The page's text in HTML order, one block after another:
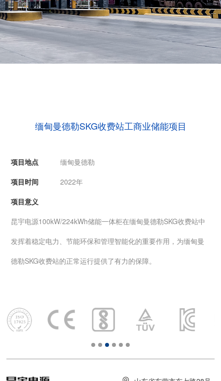
缅甸曼德勒SKG收费站工商业储能项目
项目地点
缅甸曼德勒
项目时间
2022年
项目意义
昆宇电源100kW/224kWh储能一体柜在缅甸曼德勒SKG收费站中
发挥着稳定电力、节能环保和管理智能化的重要作用，为缅甸曼
德勒SKG收费站的正常运行提供了有力的保障。